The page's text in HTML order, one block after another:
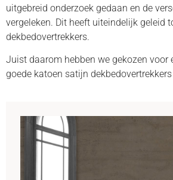
uitgebreid onderzoek gedaan en de
vergeleken. Dit heeft uiteindelijk geleid
dekbedovertrekkers.
Juist daarom hebben we gekozen voor
goede katoen satijn